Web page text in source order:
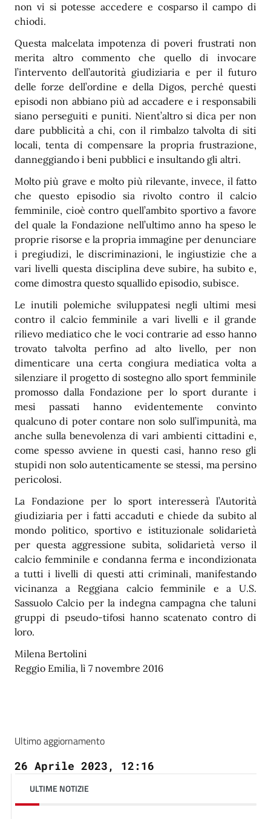
non vi si potesse accedere e cosparso il campo di
chiodi.
Questa malcelata impotenza di poveri frustrati non
merita altro commento che quello di invocare
l’intervento dell’autorità giudiziaria e per il futuro
delle forze dell’ordine e della Digos, perché questi
episodi non abbiano più ad accadere e i responsabili
siano perseguiti e puniti. Nient’altro si dica per non
dare pubblicità a chi, con il rimbalzo talvolta di siti
locali, tenta di compensare la propria frustrazione,
danneggiando i beni pubblici e insultando gli altri.
Molto più grave e molto più rilevante, invece, il fatto
che questo episodio sia rivolto contro il calcio
femminile, cioè contro quell’ambito sportivo a favore
del quale la Fondazione nell’ultimo anno ha speso le
proprie risorse e la propria immagine per denunciare
i pregiudizi, le discriminazioni, le ingiustizie che a
vari livelli questa disciplina deve subire, ha subito e,
come dimostra questo squallido episodio, subisce.
Le inutili polemiche sviluppatesi negli ultimi mesi
contro il calcio femminile a vari livelli e il grande
rilievo mediatico che le voci contrarie ad esso hanno
trovato talvolta perfino ad alto livello, per non
dimenticare una certa congiura mediatica volta a
silenziare il progetto di sostegno allo sport femminile
promosso dalla Fondazione per lo sport durante i
mesi passati hanno evidentemente convinto
qualcuno di poter contare non solo sull’impunità, ma
anche sulla benevolenza di vari ambienti cittadini e,
come spesso avviene in questi casi, hanno reso gli
stupidi non solo autenticamente se stessi, ma persino
pericolosi.
La Fondazione per lo sport interesserà l’Autorità
giudiziaria per i fatti accaduti e chiede da subito al
mondo politico, sportivo e istituzionale solidarietà
per questa aggressione subìta, solidarietà verso il
calcio femminile e condanna ferma e incondizionata
a tutti i livelli di questi atti criminali, manifestando
vicinanza a Reggiana calcio femminile e a U.S.
Sassuolo Calcio per la indegna campagna che taluni
gruppi di pseudo-tifosi hanno scatenato contro di
loro.
Milena Bertolini
Reggio Emilia, lì 7 novembre 2016
Ultimo aggiornamento
26 Aprile 2023, 12:16
ULTIME NOTIZIE